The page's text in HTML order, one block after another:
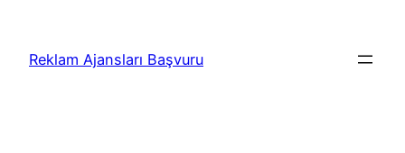
Reklam Ajansları Başvuru